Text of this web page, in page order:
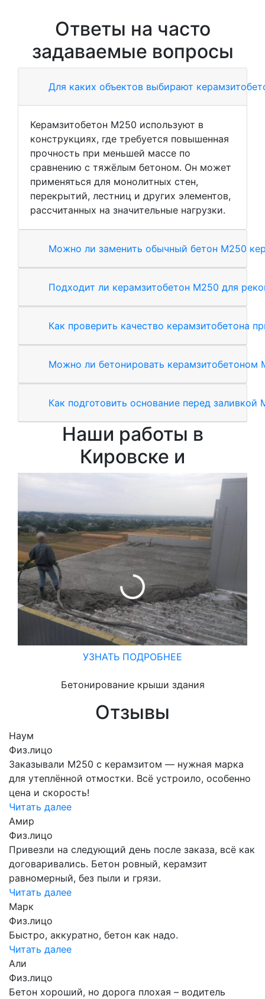
Ответы на часто
задаваемые вопросы
Для каких объектов выбирают
Керамзитобетон М250 используют в
конструкциях, где требуется повышенная
прочность при меньшей массе по
сравнению с тяжёлым бетоном. Он может
применяться для монолитных стен,
перекрытий, лестниц и других элементов,
рассчитанных на значительные нагрузки.
Можно ли заменить обычный бетон М250
Подходит ли керамзитобетон М250 для
Как проверить качество керамзитобетона
Можно ли бетонировать керамзитобетоном
Как подготовить основание перед заливкой
Наши работы в
Кировске и
УЗНАТЬ ПОДРОБНЕЕ
Бетонирование крыши здания
Отзывы
Наум
Физ.лицо
Заказывали М250 с керамзитом — нужная марка
для утеплённой отмостки. Всё устроило, особенно
цена и скорость!
Читать далее
Амир
Физ.лицо
Привезли на следующий день после заказа, всё как
договаривались. Бетон ровный, керамзит
равномерный, без пыли и грязи.
Читать далее
Марк
Физ.лицо
Быстро, аккуратно, бетон как надо.
Читать далее
Али
Физ.лицо
Бетон хороший, но дорога плохая – водитель